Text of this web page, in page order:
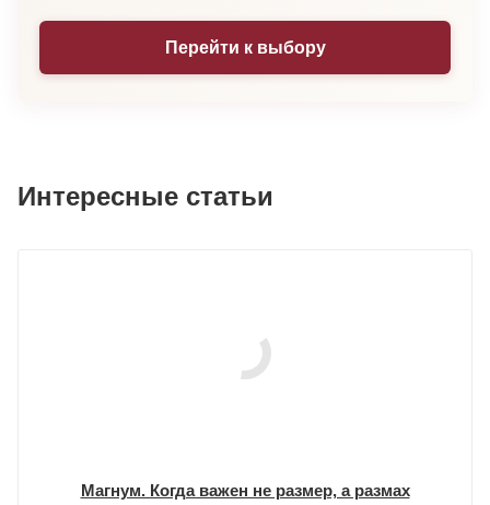
Перейти к выбору
Интересные статьи
Магнум. Когда важен не размер, а размах